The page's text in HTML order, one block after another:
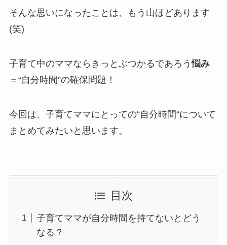
そんな思いになったことは、もう山ほどあります
(笑)
子育て中のママならきっとぶつかるであろう悩み
＝“自分時間”の確保問題！
今回は、子育てママにとっての“自分時間“について
まとめてみたいと思います。
目次
子育てママが自分時間を持てないとどう
なる？